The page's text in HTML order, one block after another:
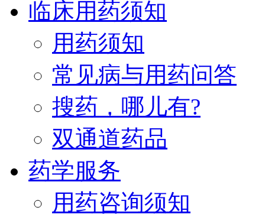
临床用药须知
用药须知
常见病与用药问答
搜药，哪儿有?
双通道药品
药学服务
用药咨询须知